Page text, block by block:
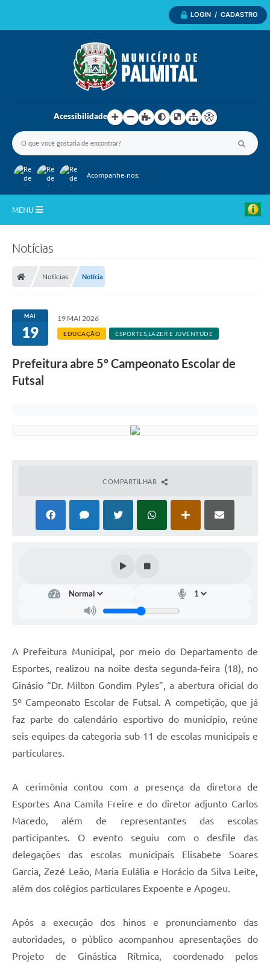
LOGIN / CADASTRO
Acessibilidade
Acompanhe-nos:
MENU
Departamentos
Câmara Municipal
Notícias
Notícias Notícia
MAI
19
19 MAI 2026
EDUCAÇÃO ESPORTES,LAZER E JUVENTUDE
Prefeitura abre 5º Campeonato Escolar de
Futsal
COMPARTILHAR
A Prefeitura Municipal, por meio do Departamento de
Esportes, realizou na noite desta segunda-feira (18), no
Ginásio “Dr. Milton Gondim Pyles”, a abertura oficial do
5º Campeonato Escolar de Futsal. A competição, que já
faz parte do calendário esportivo do município, reúne
seis equipes da categoria sub-11 de escolas municipais e
particulares.
A cerimônia contou com a presença da diretora de
Esportes Ana Camila Freire e do diretor adjunto Carlos
Macedo, além de representantes das escolas
participantes. O evento seguiu com o desfile das
delegações das escolas municipais Elisabete Soares
Garcia, Zezé Leão, Maria Eulália e Horácio da Silva Leite,
além dos colégios particulares Expoente e Apogeu.
Após a execução dos hinos e pronunciamento das
autoridades, o público acompanhou apresentações do
Projeto de Ginástica Rítmica, coordenado pelos